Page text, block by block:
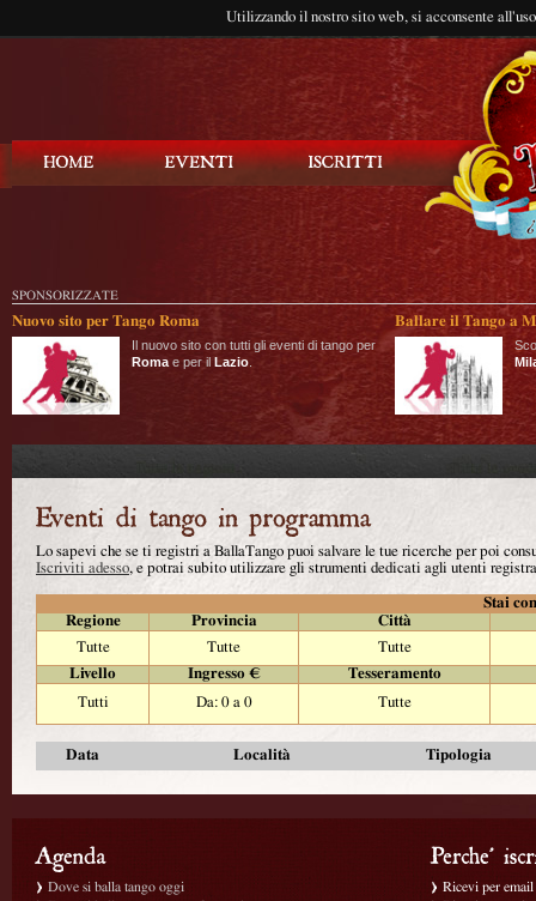
Utilizzando il nostro sito web, si acconsente
SPONSORIZZATE
Nuovo sito per Tango Roma
Il nuovo sito con tutti gli eventi di tango per
Roma e per il Lazio
Ballare il Tango a
Lo sapevi che se ti registri a BallaTango puoi salvare le tue ricerche per poi
Iscriviti adesso, e potrai subito utilizzare gli strumenti dedicati agli utenti
Stai
Regione
Provincia
Città
Tutte
Tutte
Tutte
Livello
Ingresso €
Tesseramento
Tutti
Da: 0 a 0 Tutte
Data Località Tipologia
Dove si balla tango oggi
Ricevi per